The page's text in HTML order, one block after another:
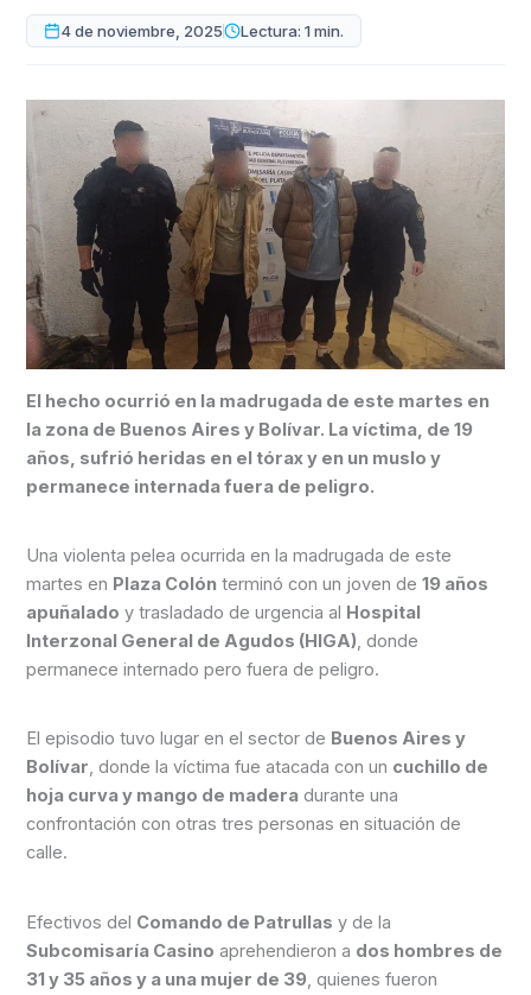
4 de noviembre, 2025 Lectura: 1 min.
El hecho ocurrió en la madrugada de este martes en
la zona de Buenos Aires y Bolívar. La víctima, de 19
años, sufrió heridas en el tórax y en un muslo y
permanece internada fuera de peligro.
Una violenta pelea ocurrida en la madrugada de este
martes en Plaza Colón terminó con un joven de19 años
apuñalado y trasladado de urgencia al Hospital
Interzonal General de Agudos (HIGA), donde
permanece internado pero fuera de peligro.
El episodio tuvo lugar en el sector de Buenos Aires y
Bolívar, donde la víctima fue atacada con un cuchillo de
hoja curva y mango de madera durante una
confrontación con otras tres personas en situación de
calle.
Efectivos del Comando de Patrullas y de la
Subcomisaría Casino aprehendieron a dos hombres de
31 y 35 años y a una mujer de 39 , quienes fueron